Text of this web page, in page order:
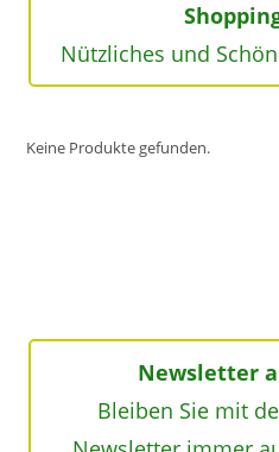
Nützliches und
Keine Produkte gefunden.
Newsletter
Bleiben Sie mit